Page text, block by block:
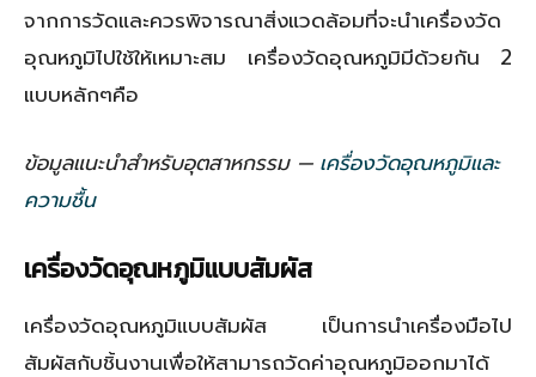
จากการวัดและควรพิจารณาสิ่งแวดล้อมที่จะนำเครื่องวัด
อุณหภูมิไปใช้ให้เหมาะสม เครื่องวัดอุณหภูมิมีด้วยกัน 2
แบบหลักๆคือ
ข้อมูลแนะนำสำหรับอุตสาหกรรม — เครื่องวัดอุณหภูมิและ
ความชื้น
เครื่องวัดอุณหภูมิแบบสัมผัส
เครื่องวัดอุณหภูมิแบบสัมผัส เป็นการนำเครื่องมือไป
สัมผัสกับชิ้นงานเพื่อให้สามารถวัดค่าอุณหภูมิออกมาได้